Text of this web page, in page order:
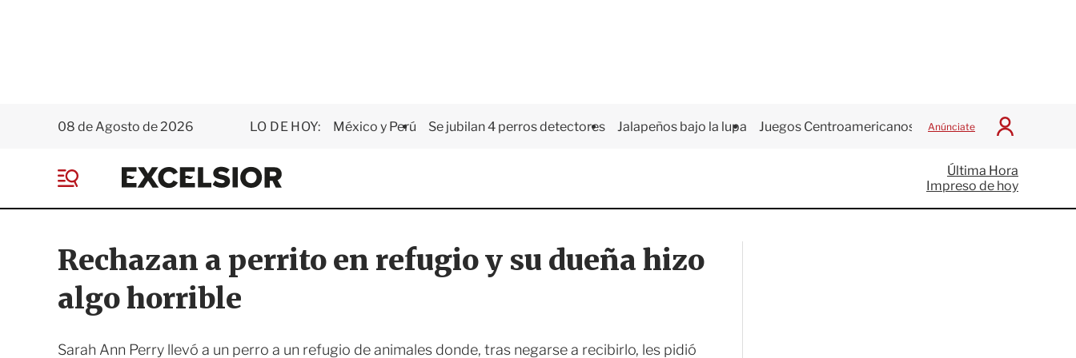
08 de Agosto de 2026 LO DE HOY: México y Perú Se jubilan 4 perros detectores Jalapeños bajo la lupa Juegos Centroamericanos Anúnciate
I
c
i
a
E
x
e
i
o
e
Última Hora
Impreso de hoy
Rechazan a perrito en refugio y su dueña hizo
algo horrible
Sarah Ann Perry llevó a un perro a un refugio de animales donde, tras negarse a recibirlo, les pidió